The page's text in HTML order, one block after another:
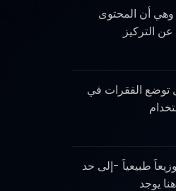
أن المحتوى
التركيز
توضع الفقرات في
طبيعياَ -إلى حد
يوجد